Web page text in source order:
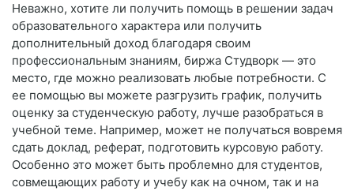
Неважно, хотите ли получить помощь в решении задач
образовательного характера или получить
дополнительный доход благодаря своим
профессиональным знаниям, биржа Студворк — это
место, где можно реализовать любые потребности. С
ее помощью вы можете разгрузить график, получить
оценку за студенческую работу, лучше разобраться в
учебной теме. Например, может не получаться вовремя
сдать доклад, реферат, подготовить курсовую работу.
Особенно это может быть проблемно для студентов,
совмещающих работу и учебу как на очном, так и на